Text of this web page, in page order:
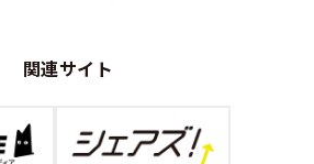
関連サイト